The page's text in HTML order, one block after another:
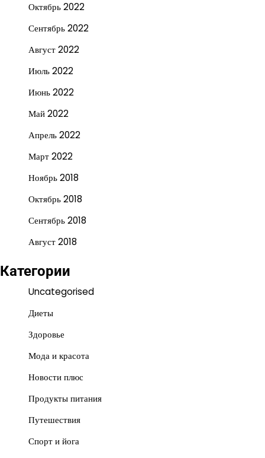
Октябрь 2022
Сентябрь 2022
Август 2022
Июль 2022
Июнь 2022
Май 2022
Апрель 2022
Март 2022
Ноябрь 2018
Октябрь 2018
Сентябрь 2018
Август 2018
Категории
Uncategorised
Диеты
Здоровье
Мода и красота
Новости плюс
Продукты питания
Путешествия
Спорт и йога